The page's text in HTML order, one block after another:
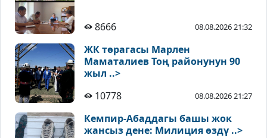
8666 08.08.2026 21:32
ЖК төрагасы Марлен
Маматалиев Тоң районунун 90
жыл ..>
10778
08.08.2026 21:27
Кемпир-Абаддагы башы жок
жансыз дене: Милиция өздү ..>